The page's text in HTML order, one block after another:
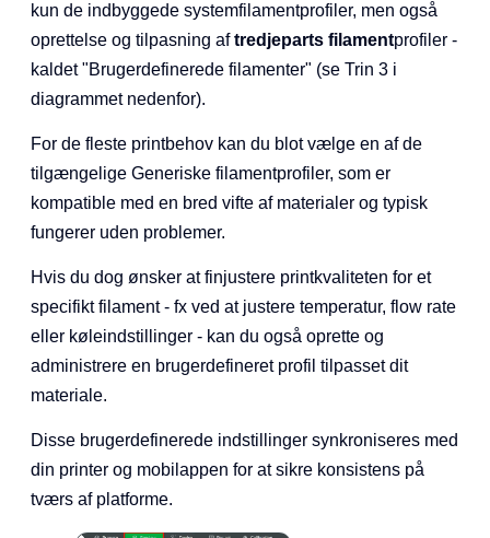
kun de indbyggede systemfilamentprofiler, men også
oprettelse og tilpasning aftredjeparts filamentprofiler -
kaldet "Brugerdefinerede filamenter" (se Trin 3 i
diagrammet nedenfor).
For de fleste printbehov kan du blot vælge en af de
tilgængelige Generiske filamentprofiler, som er
kompatible med en bred vifte af materialer og typisk
fungerer uden problemer.
Hvis du dog ønsker at finjustere printkvaliteten for et
specifikt filament - fx ved at justere temperatur, flow rate
eller køleindstillinger - kan du også oprette og
administrere en brugerdefineret profil tilpasset dit
materiale.
Disse brugerdefinerede indstillinger synkroniseres med
din printer og mobilappen for at sikre konsistens på
tværs af platforme.